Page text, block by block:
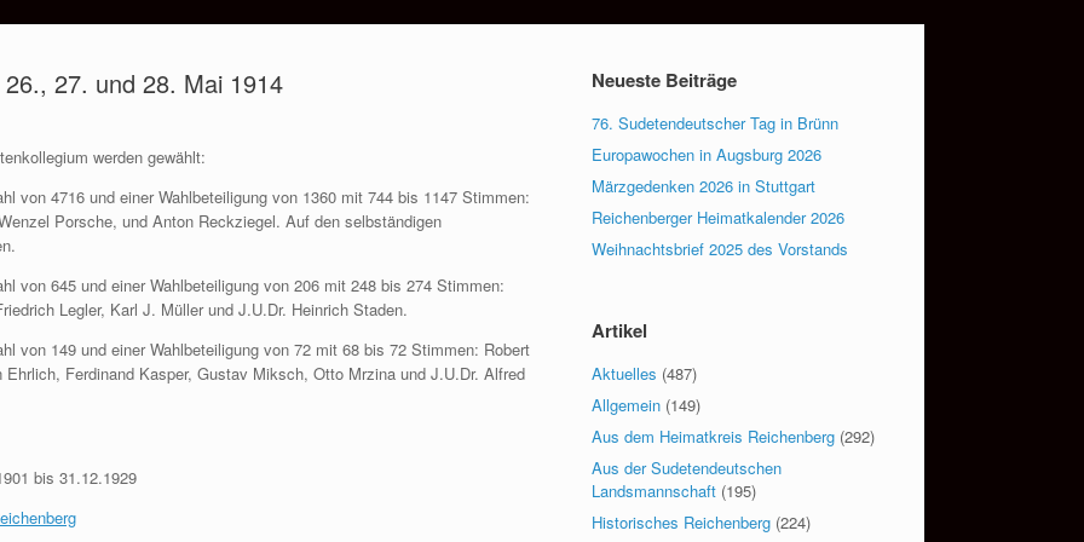
27. und 28. Mai 1914
werden gewählt:
von 4716 und einer Wahlbeteiligung von 1360 mit 744 bis 1147 Stimmen:
Porsche, und Anton Reckziegel. Auf den selbständigen
von 645 und einer Wahlbeteiligung von 206 mit 248 bis 274 Stimmen:
Legler, Karl J. Müller und J.U.Dr. Heinrich Staden.
von 149 und einer Wahlbeteiligung von 72 mit 68 bis 72 Stimmen: Robert
Ferdinand Kasper, Gustav Miksch, Otto Mrzina und J.U.Dr. Alfred
bis 31.12.1929
Neueste Beiträge
76. Sudetendeutscher Tag in Brünn
Europawochen in Augsburg 2026
Märzgedenken 2026 in Stuttgart
Reichenberger Heimatkalender 2026
Weihnachtsbrief 2025 des Vorstands
Artikel
Aktuelles (487)
Allgemein (149)
Aus dem Heimatkreis Reichenberg (292)
Aus der Sudetendeutschen
Landsmannschaft (195)
Historisches Reichenberg (224)